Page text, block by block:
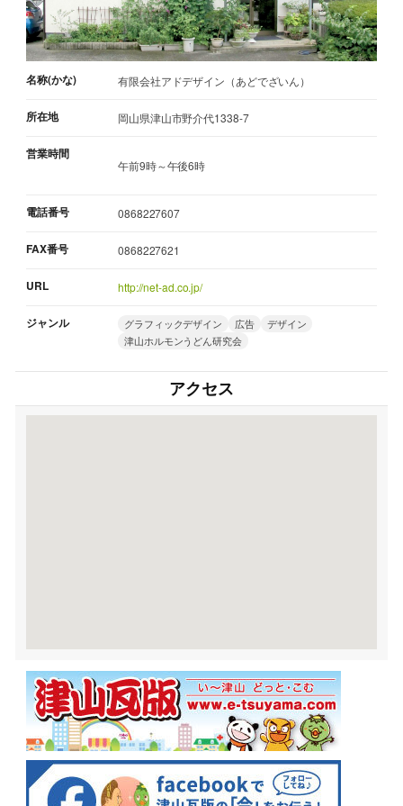
名称(かな) 有限会社アドデザイン（あどでざいん）
所在地 岡山県津山市野介代1338-7
営業時間
午前9時～午後6時
電話番号 0868227607
FAX番号 0868227621
URL http://net-ad.co.jp/
ジャンル グラフィックデザイン 広告
デザイン
津山ホルモンうどん研究会
アクセス